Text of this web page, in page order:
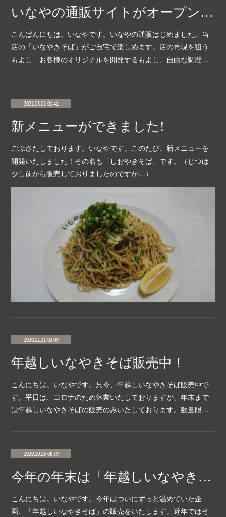
いなやの通販サイトがオープンいたしました
こんばんにちは。いなやです。いなやの通販はじめました。当
店の「いなやきそば」がご自宅で楽しめます。店の再現を狙う
もよし、お客様のオリジナルを開発するもよし、自由な調理…
2021.03.01 01:41
新メニューができました!
ごぶさたしております。いなやです。このたび、新メニューを
開発いたしました！その名も「しおやきそば」です。（じつは
少し前から販売しておりましたのですが…）
2020.12.21 03:09
年越しいなやきそば販売中！
こんにちは。いなやです。只今、年越しいなやきそば販売中で
す。平日は、コロナのため休業いたしておりますが、年末まで
は年越しいなやきそばの販売のみいたしております。数量限…
2020.10.16 08:59
今年の年末は「年越しいなやきそば」はいかがですか？
こんにちは。いなやです。今年はついにずっと温めていた企
画、「年越しいなやきそば」の販売をいたします。近年ではそ